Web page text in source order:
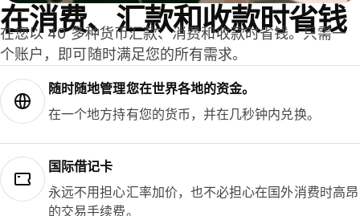
在消费、汇款和收款时省钱
在您以 40 多种货币汇款、消费和收款时省钱。只需一
个账户，即可随时满足您的所有需求。
随时随地管理您在世界各地的资金。
在一个地方持有您的货币，并在几秒钟内兑换。
国际借记卡
永远不用担心汇率加价，也不必担心在国外消费时高昂
的交易手续费。